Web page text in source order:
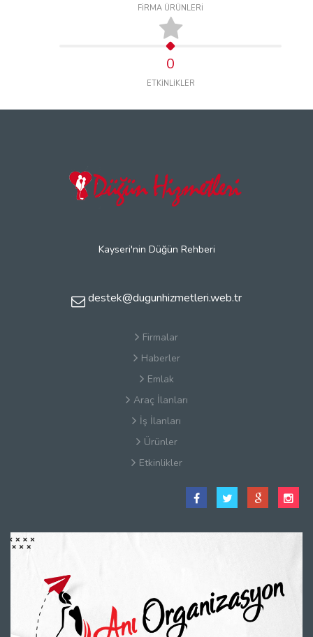
FİRMA ÜRÜNLERİ
0
ETKİNLİKLER
Kayseri'nin Düğün Rehberi
destek@dugunhizmetleri.web.tr
Firmalar
Haberler
Emlak
Araç İlanları
İş İlanları
Ürünler
Etkinlikler
Satış Sözleşmesi
Hakkımızda
İletişim